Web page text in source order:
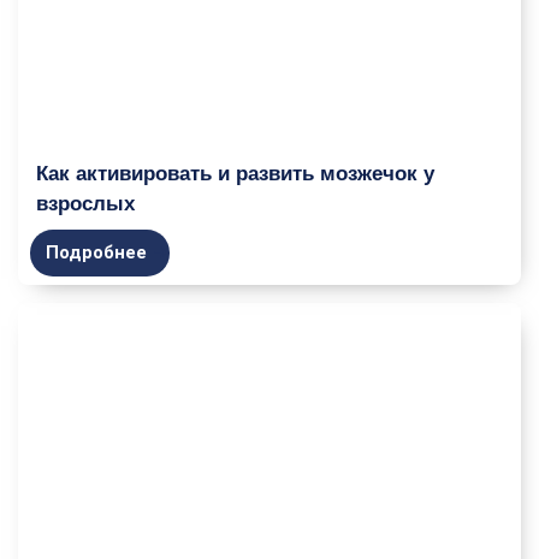
Как активировать и развить мозжечок у
взрослых
Подробнее